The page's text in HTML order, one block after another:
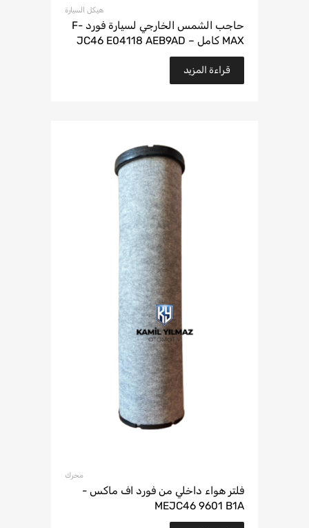
هيكل السيارة
حاجب الشمس الخارجي لسيارة فورد F-
MAX كامل – JC46 E04118 AEB9AD
قراءة المزيد
محرك
فلتر هواء داخلي من فورد اف ماكس -
MEJC46 9601 B1A